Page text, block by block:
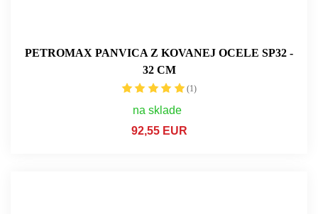
PETROMAX PANVICA Z KOVANEJ OCELE SP32 -
32 CM
(1)
na sklade
92,55 EUR